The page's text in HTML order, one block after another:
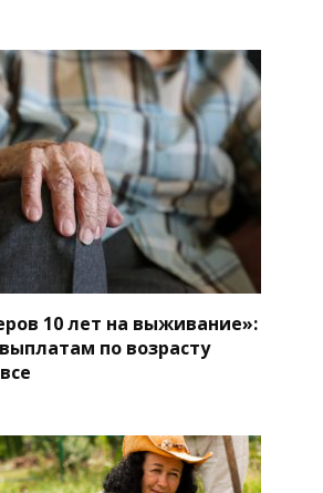
10 лет на выживание»:
по возрасту